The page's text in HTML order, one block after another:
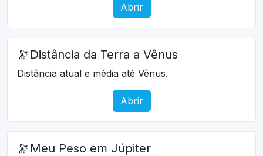
Abrir
🔭 Distância da Terra a Vênus
Distância atual e média até Vênus.
Abrir
🔭 Meu Peso em Júpiter